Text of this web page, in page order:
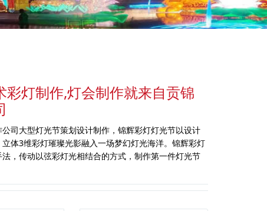
彩灯制作,灯会制作就来自贡锦
司大型灯光节策划设计制作，锦辉彩灯灯光节以设计
体3维彩灯璀璨光影融入一场梦幻灯光海洋。锦辉彩灯
，传动以弦彩灯光相结合的方式，制作第一件灯光节